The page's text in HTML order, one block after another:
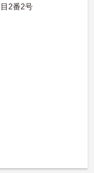
2番2号